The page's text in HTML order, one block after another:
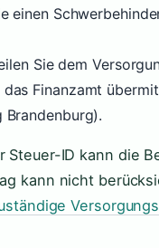
einen
Sie dem
Finanzamt
Brandenburg).
Steuer-ID kann die
kann nicht